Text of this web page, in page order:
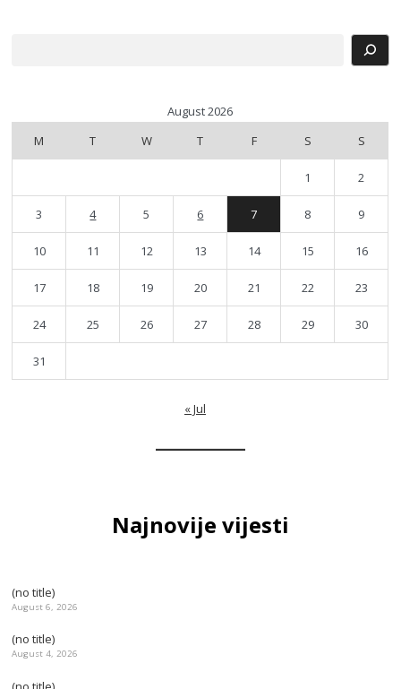
August 2026
M
T W T F S S
1 2
3 4 5 6 7 8 9
10 11 12 13 14 15 16
17 18 19 20 21 22 23
24 25 26 27 28 29 30
31
« Jul
Najnovije vijesti
(no title)
August 6, 2026
(no title)
August 4, 2026